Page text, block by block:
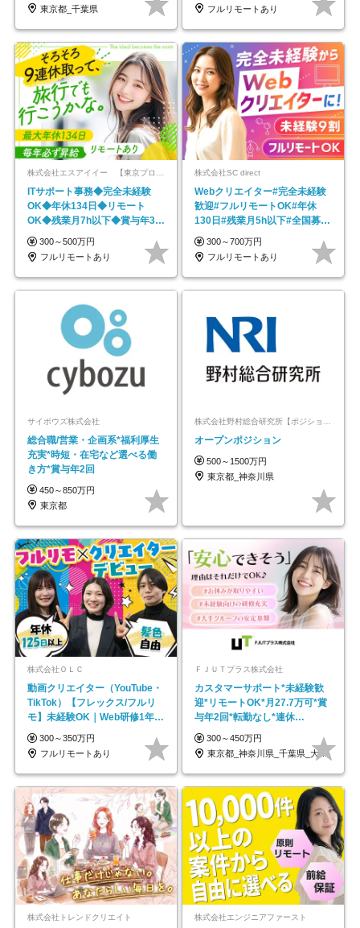
東京都_千葉県
フルリモートあり
ITサポート事務◆完全未経験
OK◆年休134日◆リモート
OK◆残業月7h以下◆賞与年3回
◆5年目まで必ず昇給
300～500万円
フルリモートあり
株式会社SC direct
Webクリエイター#完全未経験
歓迎#フルリモートOK#年休
130日#残業月5h以下#全国募集
#最大1年の研修
300～700万円
フルリモートあり
サイボウズ株式会社
総合職/営業・企画系*福利厚生
充実*時短・在宅など選べる働
き方*賞与年2回
450～850万円
東京都
オープンポジション
500～1500万円
東京都_神奈川県
株式会社ＯＬＣ
動画クリエイター（YouTube・
TikTok）【フレックス/フルリ
モ】未経験OK｜Web研修1年間
｜副業OK
300～350万円
フルリモートあり
ＦＪＵＴプラス株式会社
カスタマーサポート*未経験歓
迎*リモートOK*月27.7万可*賞
与年2回*転勤なし*連休
OK/ZE010232
300～450万円
東京都_神奈川県_千葉県_大阪府_愛知県…
株式会社トレンドクリエイト 株式会社エンジニアファースト